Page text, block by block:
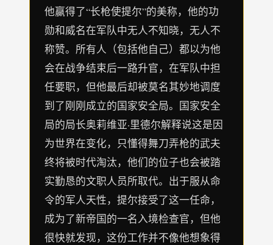
他赢得了“长枪使提尔”的美称，他的功
勋和威名在军队中无人不知晓，无人不
称赞。所有人（包括他自己）都以为他
会在战争结束后一路升官，在军队中担
任要职，但他最后却被莫名其妙地调度
到了刚刚成立的国家安全局。国家安全
局的局长奥莉维亚·里德尔解释说这是因
为世界在变化，只懂得舞刀弄枪的武夫
终将被时代淘汰，他们的位子也会被踏
实勤恳的文职人员所取代。出于服从命
令的军人天性，提尔接受了这一任命，
成为了新帝国的一名入境检查官，但他
很快就发现，这份工作并不像他想象得